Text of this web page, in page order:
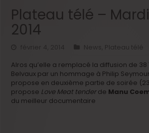
Plateau télé –
2014
News
Plateau télé
Alros qu’elle a remplacé la diffusion de 38
Belvaux par un hommage à Philip
propose en deuxième partie de soirée
propose Love Meat tenderde Manu
du meilleur documentaire